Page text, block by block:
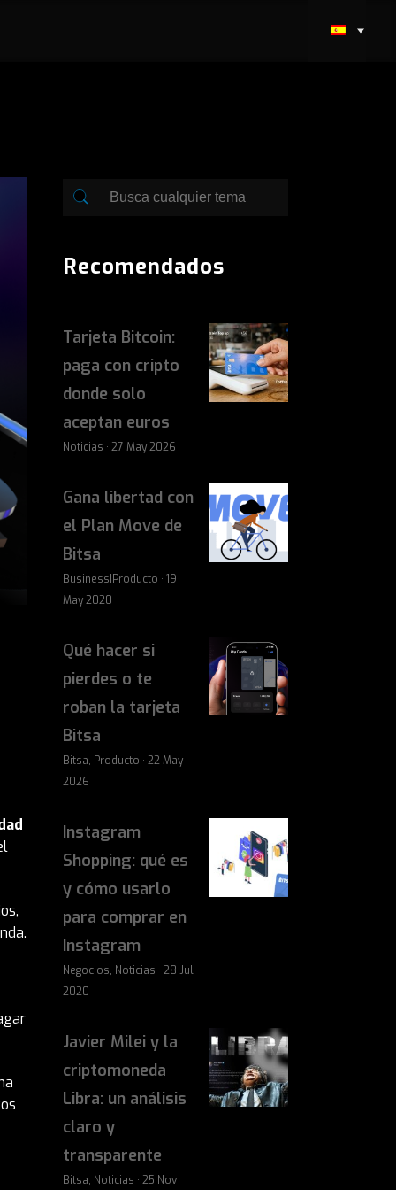
Recomendados
Tarjeta Bitcoin:
paga con cripto
donde solo
aceptan euros
Noticias · 27 May 2026
Gana libertad con
el Plan Move de
Bitsa
Business|Producto · 19
May 2020
Qué hacer si
pierdes o te
roban la tarjeta
Bitsa
Bitsa, Producto · 22 May
2026
Instagram
Shopping: qué es
y cómo usarlo
para comprar en
Instagram
Negocios, Noticias · 28 Jul
2020
Javier Milei y la
criptomoneda
Libra: un análisis
claro y
transparente
Bitsa, Noticias · 25 Nov